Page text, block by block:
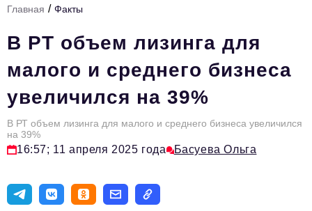
Тема номера
HR
Персона номера
Инфраструктура развития
Технологии тренды
Импортозамещение
Главная / Факты
В РТ объем лизинга для
малого и среднего бизнеса
увеличился на 39%
В РТ объем лизинга для малого и среднего бизнеса увеличился
на 39%
16:57; 11 апреля 2025 года Басуева Ольга